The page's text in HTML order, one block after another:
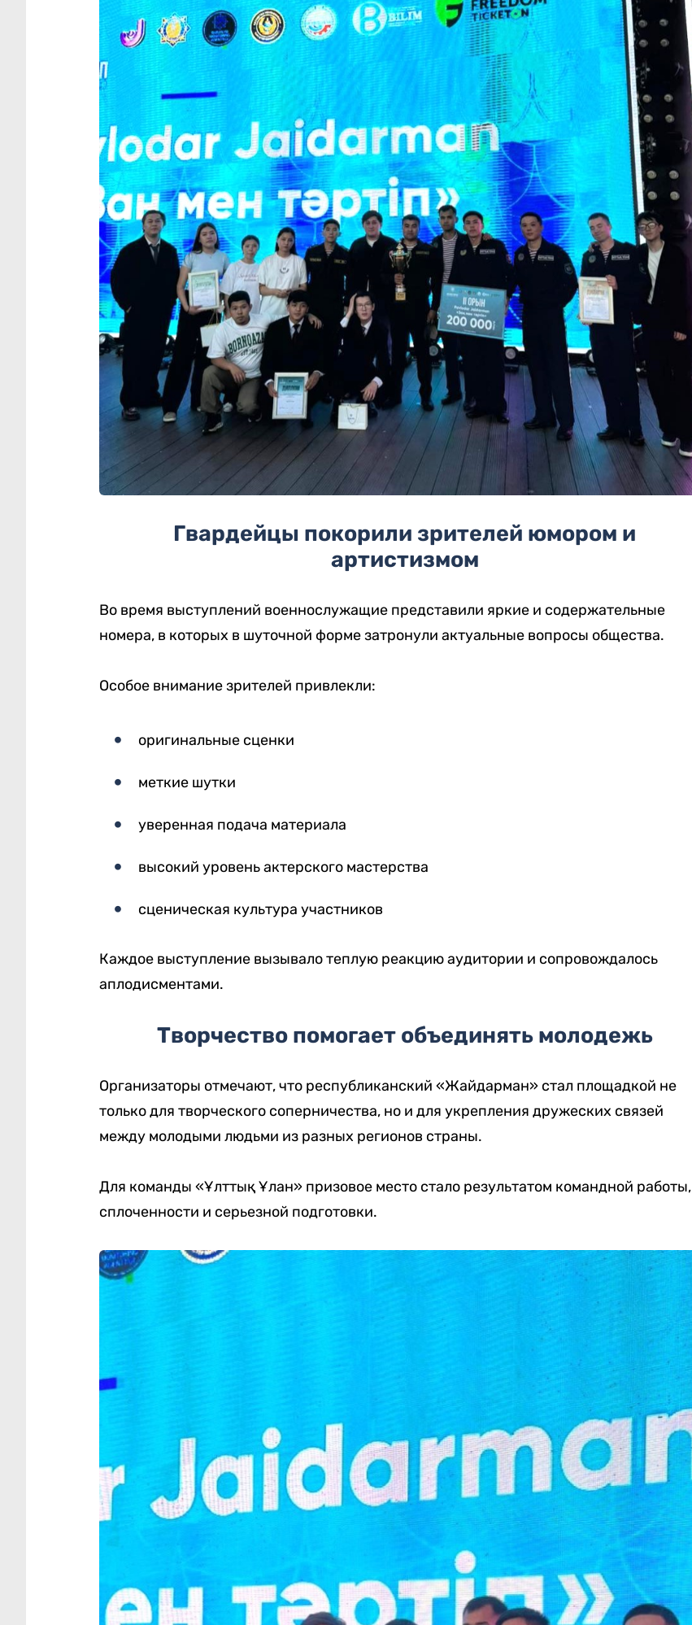
Гвардейцы покорили зрителей юмором и
артистизмом
Во время выступлений военнослужащие представили яркие и содержательные
номера, в которых в шуточной форме затронули актуальные вопросы общества.
Особое внимание зрителей привлекли:
оригинальные сценки
меткие шутки
уверенная подача материала
высокий уровень актерского мастерства
сценическая культура участников
Каждое выступление вызывало теплую реакцию аудитории и сопровождалось
аплодисментами.
Творчество помогает объединять молодежь
Организаторы отмечают, что республиканский «Жайдарман» стал площадкой не
только для творческого соперничества, но и для укрепления дружеских связей
между молодыми людьми из разных регионов страны.
Для команды «Ұлттық Ұлан» призовое место стало результатом командной работы,
сплоченности и серьезной подготовки.